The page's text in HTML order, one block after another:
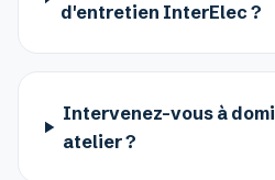
d'entretien InterElec ?
Intervenez-vous à
atelier ?